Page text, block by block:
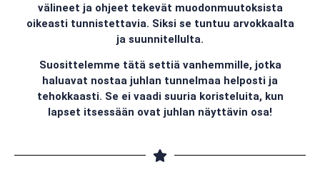
välineet ja ohjeet tekevät muodonmuutoksista
oikeasti tunnistettavia. Siksi se tuntuu arvokkaalta
ja suunnitellulta.
Suosittelemme tätä settiä vanhemmille, jotka
haluavat nostaa juhlan tunnelmaa helposti ja
tehokkaasti. Se ei vaadi suuria koristeluita, kun
lapset itsessään ovat juhlan näyttävin osa!